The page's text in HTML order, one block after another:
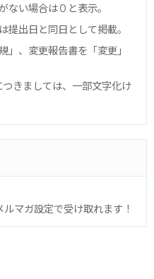
ない場合は０と表示。
出日と同日として掲載。
、変更報告書を「変更」
きましては、一部文字化け
マガ設定で受け取れます！